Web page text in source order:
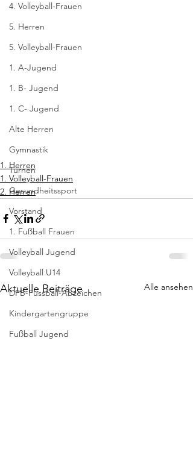
4. Volleyball-Frauen
5. Herren
5. Volleyball-Frauen
1. A-Jugend
1. B- Jugend
1. C- Jugend
Alte Herren
Gymnastik
Turnen
Gesundheitssport
Vorstand
1. Fußball Frauen
Volleyball Jugend
Volleyball U14
DFB-Fussball-Abzeichen
Kindergartengruppe
Fußball Jugend
1. Herren
1. Volleyball-Frauen
2. Herren
Aktuelle Beiträge Alle ansehen